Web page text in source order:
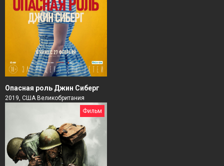
Опасная роль Джин Сиберг
2019, США Великобритания
Фильм